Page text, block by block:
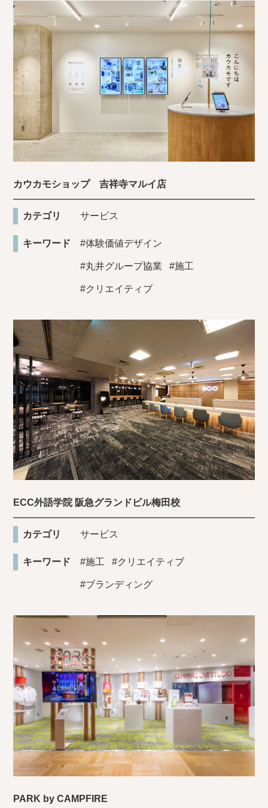
カウカモショップ 吉祥寺マルイ店
カテゴリ サービス
キーワード #体験価値デザイン
#丸井グループ協業 #施工
#クリエイティブ
ECC外語学院 阪急グランドビル梅田校
カテゴリ サービス
キーワード #施工 #クリエイティブ
#ブランディング
PARK by CAMPFIRE